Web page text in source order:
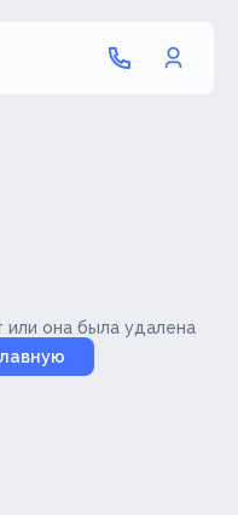
она была удалена